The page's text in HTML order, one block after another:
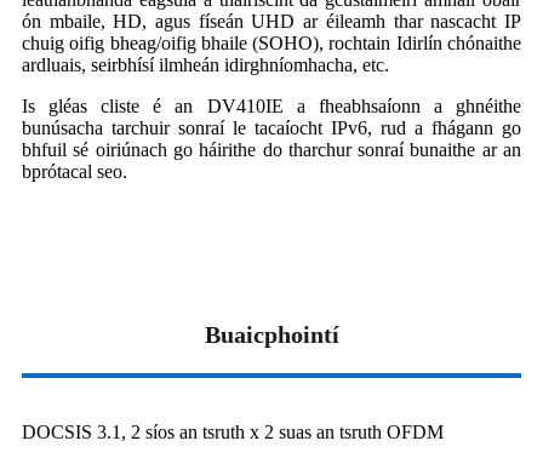
ón mbaile, HD, agus físeán UHD ar éileamh thar nascacht IP
chuig oifig bheag/oifig bhaile (SOHO), rochtain Idirlín chónaithe
ardluais, seirbhísí ilmheán idirghníomhacha, etc.
Is gléas cliste é an DV410IE a fheabhsaíonn a ghnéithe
bunúsacha tarchuir sonraí le tacaíocht IPv6, rud a fhágann go
bhfuil sé oiriúnach go háirithe do tharchur sonraí bunaithe ar an
bprótacal seo.
Buaicphointí
DOCSIS 3.1, 2 síos an tsruth x 2 suas an tsruth OFDM